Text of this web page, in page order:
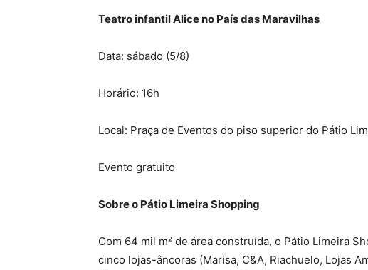
Teatro infantil Alice no País das Maravilhas
Data: sábado (5/8)
Horário: 16h
Local: Praça de Eventos do piso superior do Pátio
Evento gratuito
Sobre o Pátio Limeira Shopping
Com 64 mil m² de área construída, o Pátio Limeira
cinco lojas-âncoras (Marisa, C&A, Riachuelo, Lojas